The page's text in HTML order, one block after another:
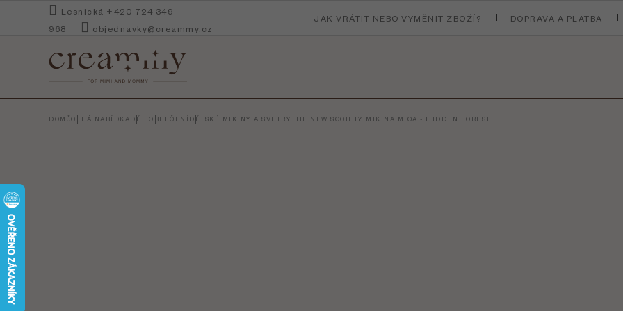
Lesnická +420 724 349
968
objednavky@creammy.cz
JAK VRÁTIT NEBO VYMĚNIT ZBOŽÍ? DOPRAVA A PLATBA
DOMŮCELÁ NABÍDKADĚTIOBLEČENÍ DĚTSKÉ MIKINY A SVETRYTHE NEW SOCIETY MIKINA MICA - HIDDEN FOREST